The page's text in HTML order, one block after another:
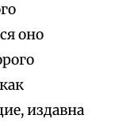
оно
издавна